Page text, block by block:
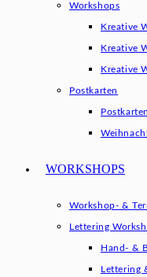
Workshops
Kreative
Kreative
Kreative
Postkarten
WORKSHOPS
Workshop- &
Lettering
Hand- &
Lettering